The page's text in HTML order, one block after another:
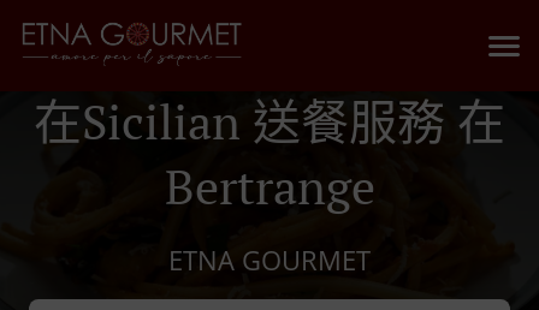
在Sicilian 送餐服務 在
Bertrange
ETNA GOURMET